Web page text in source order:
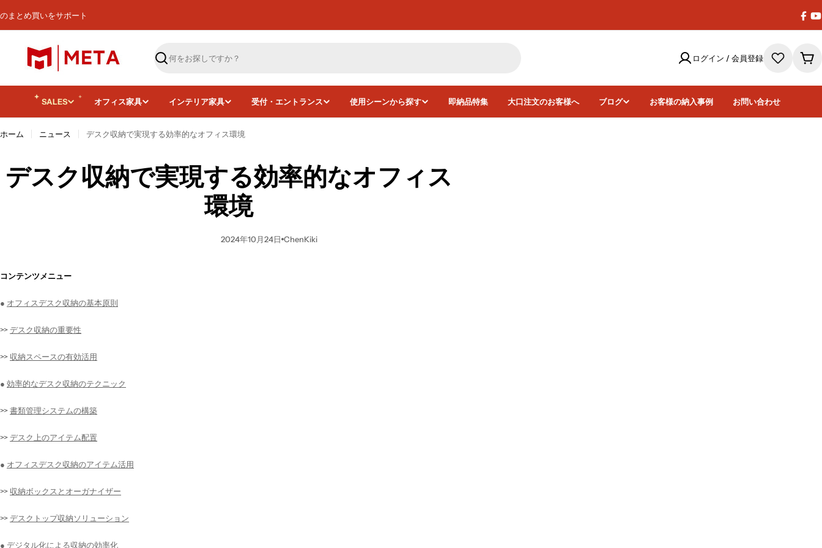
ン
テ
プ
まとめ買いをサポート
検
ログイン / 会員登録
カ
ト
SALES
オフィス家具 インテリア家具 受付・エントランス 使用シーンから探す 即納品特集 大口注文のお客様へ ブログ お客様の納入事例 お問い合わせ
ホーム ニュース デスク収納で実現する効率的なオフィス環境
デスク収納で実現する効率的なオフィス
環境
2024年10月24日 ChenKiki
コンテンツメニュー
● オフィスデスク収納の基本原則
>>デスク収納の重要性
>> 収納スペースの有効活用
● 効率的なデスク収納のテクニック
>>書類管理システムの構築
>>デスク上のアイテム配置
● オフィスデスク収納のアイテム活用
>> 収納ボックスとオーガナイザー
>>デスクトップ収納ソリューション
● デジタル化による収納の効率化